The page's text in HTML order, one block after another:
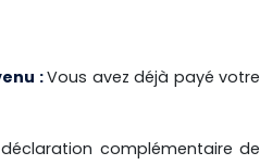
:Vous avez déjà payé votre
complémentaire de